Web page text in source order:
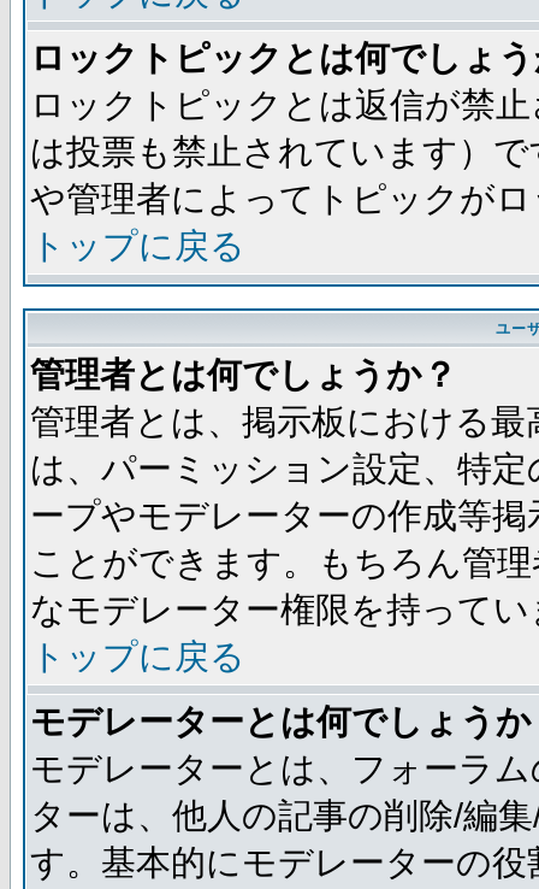
ロックトピックとは何でしょ
ロックトピックとは返信が禁
は投票も禁止されています）
や管理者によってトピックが
トップに戻る
ユー
管理者とは何でしょうか？
管理者とは、掲示板における
は、パーミッション設定、特
ープやモデレーターの作成等
ことができます。もちろん管
なモデレーター権限を持ってい
トップに戻る
モデレーターとは何でしょうか
モデレーターとは、フォーラ
ターは、他人の記事の削除/編
す。基本的にモデレーターの